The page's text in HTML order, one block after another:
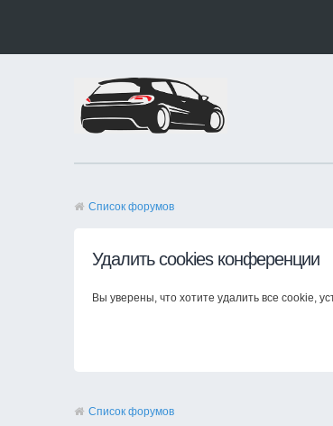
Список форумов
Удалить cookies конференции
Вы уверены, что хотите удалить все cookie,
Список форумов